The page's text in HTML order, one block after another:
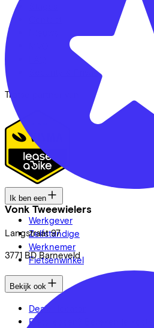
Vonk Tweewielers
Langstraat 97
3771 BD Barneveld
Security & Privacy
Trotse partner van
Ik ben een
Werkgever
Zelfstandige
Werknemer
Fietsenwinkel
Bekijk ook
Dealer locator
Fiets leasen? Bereken je kosten